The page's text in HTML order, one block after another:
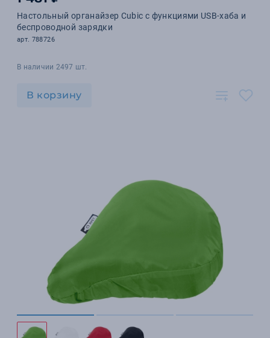
Настольный органайзер Cubic с функциями USB-хаба и
беспроводной зарядки
арт. 788726
В наличии 2497 шт.
В корзину